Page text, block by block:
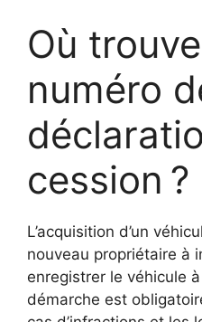
Où
numéro
cession ?
L’acquisition d’un
nouveau propriétaire à
enregistrer le véhicule
démarche est